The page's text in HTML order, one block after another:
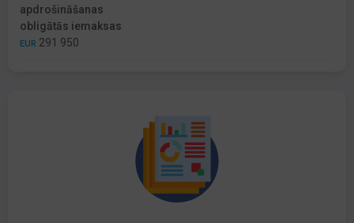
apdrošināšanas
obligātās iemaksas
EUR 291 950